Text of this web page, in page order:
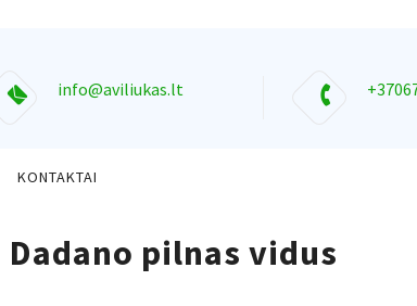
info@aviliukas.lt
KONTAKTAI
Dadano pilnas vidus